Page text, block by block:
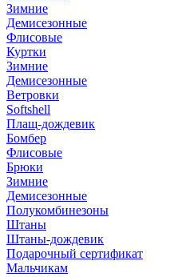
Зимние
Демисезонные
Флисовые
Куртки
Зимние
Демисезонные
Ветровки
Softshell
Плащ-дождевик
Бомбер
Флисовые
Брюки
Зимние
Демисезонные
Полукомбинезоны
Штаны
Штаны-дождевик
Подарочный сертификат
Мальчикам